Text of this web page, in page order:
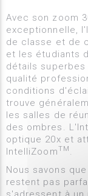
Avec son zoom
exceptionnelle,
de classe et de
et les étudiants
détails
qualité
conditions
trouve
les salles de
des ombres.
optique 20x et
IntelliZoomTM
Nous savons
restent pas